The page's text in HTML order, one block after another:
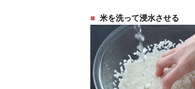
米を洗って浸水させる